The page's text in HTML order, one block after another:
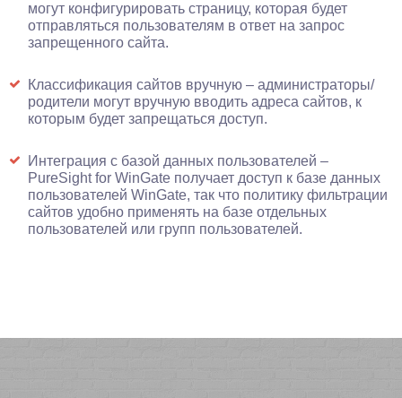
могут конфигурировать страницу, которая будет
отправляться пользователям в ответ на запрос
запрещенного сайта.
Классификация сайтов вручную – администраторы/
родители могут вручную вводить адреса сайтов, к
которым будет запрещаться доступ.
Интеграция с базой данных пользователей –
PureSight for WinGate получает доступ к базе данных
пользователей WinGate, так что политику фильтрации
сайтов удобно применять на базе отдельных
пользователей или групп пользователей.